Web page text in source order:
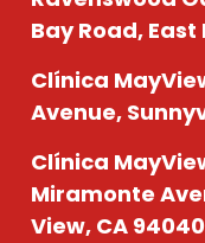
Bay Road,
Clínica
Avenue,
Clínica
Miramonte
View, CA 94040